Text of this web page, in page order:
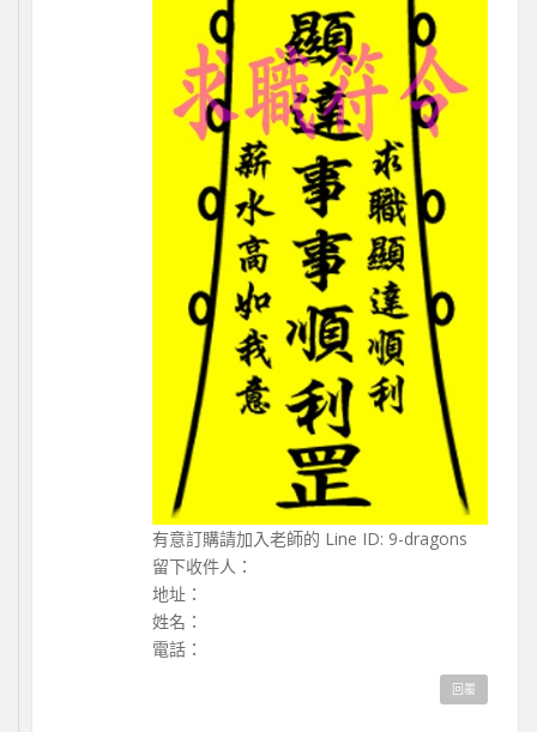
有意訂購請加入老師的 Line ID: 9-dragons
留下收件人：
地址：
姓名：
電話：
回覆